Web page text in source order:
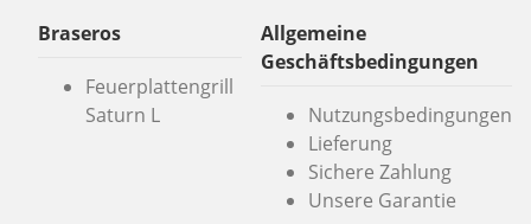
Braseros
Feuerplattengrill
Saturn L
Allgemeine
Geschäftsbedingungen
Nutzungsbedingungen
Lieferung
Sichere Zahlung
Unsere Garantie